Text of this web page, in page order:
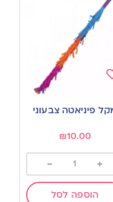
פיניאטה צבעוני
₪10.00
+
-
הוספה לסל